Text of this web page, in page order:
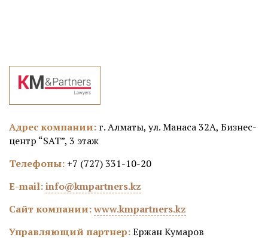
Адрес компании: г. Алматы, ул. Манаса 32А, Бизнес-
центр “SAT”, 3 этаж
Телефоны: +7 (727) 331-10-20
E-mail:info@kmpartners.kz
Сайт компании:www.kmpartners.kz
Управляющий партнер:Ержан Кумаров